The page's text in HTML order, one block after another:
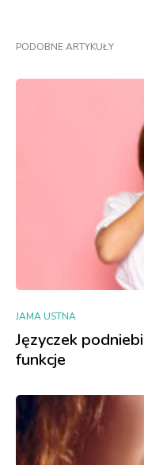
PODOBNE ARTYKUŁY
JAMA USTNA
Języczek
funkcje